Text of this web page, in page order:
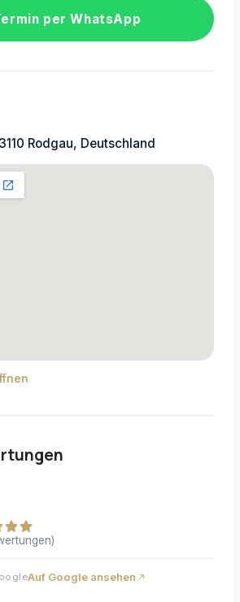
per WhatsApp
Rodgau, Deutschland
Auf Google ansehen